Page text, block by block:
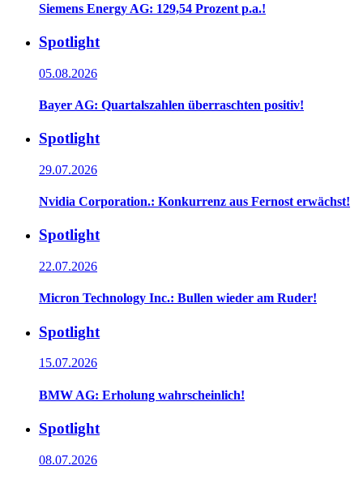
Siemens Energy AG: 129,54 Prozent p.a.!
Spotlight
05.08.2026
Bayer AG: Quartalszahlen überraschten positiv!
Spotlight
29.07.2026
Nvidia Corporation.: Konkurrenz aus Fernost erwächst!
Spotlight
22.07.2026
Micron Technology Inc.: Bullen wieder am Ruder!
Spotlight
15.07.2026
BMW AG: Erholung wahrscheinlich!
Spotlight
08.07.2026